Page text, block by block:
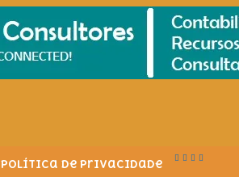
Política de Privacidade